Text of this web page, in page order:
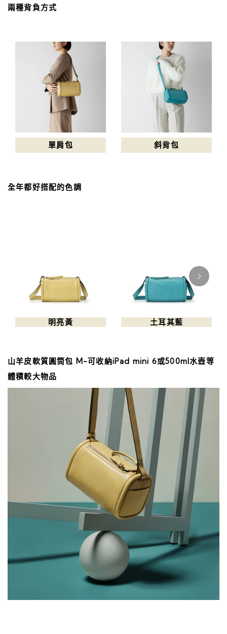
兩種背負方式
單肩包 斜背包
全年都好搭配的色調
明亮黃 土耳其藍
山羊皮軟質圓筒包 M-可收納iPad mini 6或500ml水壺等
體積較大物品